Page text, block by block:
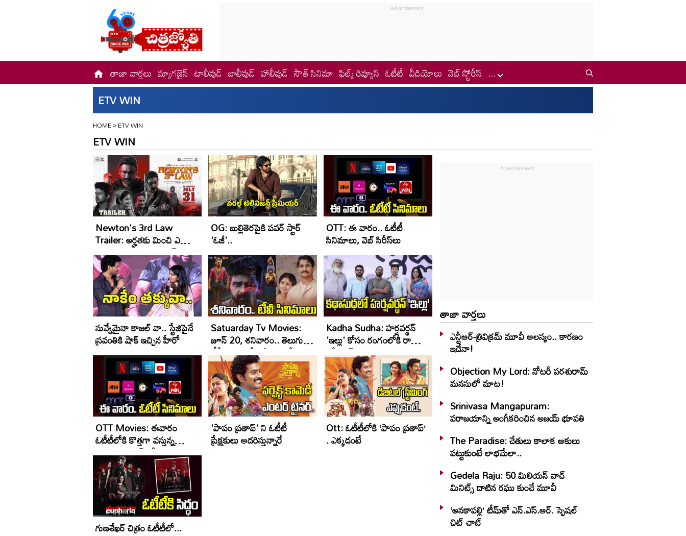
తాజా వార్తలు మ్యాగజైన్ టాలీవుడ్ బాలీవుడ్ హాలీవుడ్ సౌత్ సినిమా ఫిల్మ్ రివ్యూస్ ఓటీటీ వీడియోలు వెబ్ స్టోరీస్ ...
ETV WIN
HOME»ETV WIN
ETV WIN
Newton's 3rd Law
Trailer: అర్హతకు మించి ఎక్కువ
ఆశించకూడదు.. సుమంత్
అదరగొట్టేశాడు
OG: బుల్లితెరపైకి పవర్ స్టార్
'ఓజీ'..
OTT: ఈ వారం.. ఓటీటీ
సినిమాలు, వెబ్ సిరీస్‌లు
నువ్వేమైనా కాజల్ వా.. స్టేజిపైనే
స్రవంతికి షాక్ ఇచ్చిన హీరో
Satuarday Tv Movies:
జూన్ 20, శ‌నివారం.. తెలుగు
టీవీ ఛాన‌ళ్ల‌లో ప్ర‌సార‌మ‌య్యే
సినిమాలు
Kadha Sudha: హర్షవర్థన్‌
'ఇల్లు' కోసం రంగంలోకి రాహుల్
రవీంద్రన్
OTT Movies: ఈవారం
ఓటీటీలోకి కొత్త‌గా వ‌స్తున్న‌
సినిమాలు, వెబ్ సిరీస్‌ల జాబితా
'పాపం ప్రతాప్' ని ఓటీటీ
ప్రేక్షకులు ఆదరిస్తున్నారే
Ott: ఓటీటీలోకి ‘పాపం ప్రతాప్‌’
. ఎక్కడంటే
గుణశేఖర్‌ చిత్రం ఓటీటీలో...
తాజా వార్తలు
ఎన్టీఆర్-త్రివిక్రమ్ మూవీ ఆలస్యం.. కారణం
ఇదేనా!
Objection My Lord: నోటరీ పరశురామ్‌
మనసులో మాట!
Srinivasa Mangapuram:
పరాజయాన్ని అంగీకరించిన అజయ్ భూపతి
The Paradise: చేతులు కాలాక ఆకులు
పట్టుకుంటే లాభమేలా..
Gedela Raju: 50 మిలియన్‌ వాచ్‌
మినిట్స్‌ దాటిన రఘు కుంచే మూవీ
‘అనకాపల్లి’ టీమ్‌తో ఎన్.ఎస్.ఆర్. స్పెషల్
చిట్ చాట్